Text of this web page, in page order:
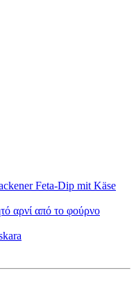
Feta-Dip mit Käse
αρνί από το φούρνο